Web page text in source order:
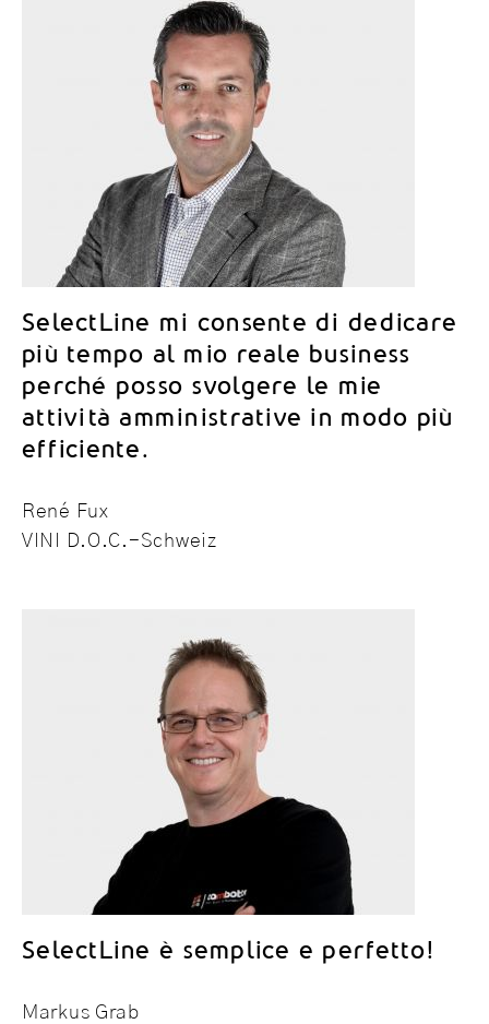
SelectLine mi consente di dedicare
più tempo al mio reale business
perché posso svolgere le mie
attività amministrative in modo più
efficiente.
René Fux
VINI D.O.C.-Schweiz
SelectLine è semplice e perfetto!
Markus Grab